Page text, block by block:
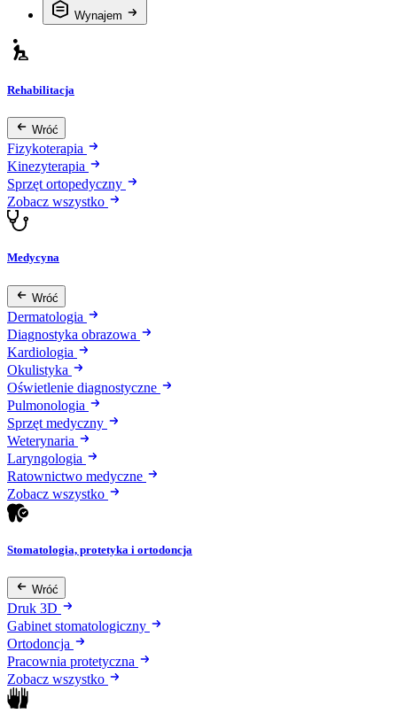
Wynajem
Rehabilitacja
Wróć
Fizykoterapia
Kinezyterapia
Sprzęt ortopedyczny
Zobacz wszystko
Medycyna
Wróć
Dermatologia
Diagnostyka obrazowa
Kardiologia
Okulistyka
Oświetlenie diagnostyczne
Pulmonologia
Sprzęt medyczny
Weterynaria
Laryngologia
Ratownictwo medyczne
Zobacz wszystko
Stomatologia, protetyka i ortodoncja
Wróć
Druk 3D
Gabinet stomatologiczny
Ortodoncja
Pracownia protetyczna
Zobacz wszystko